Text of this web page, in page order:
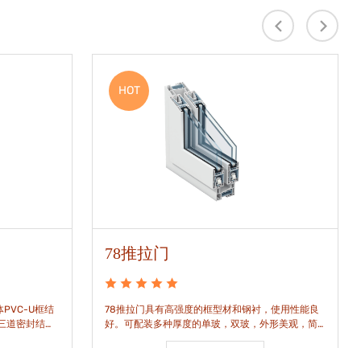
PVC-U框结
道密封结
HOT
78推拉门
78推拉门具有高强度的框型材和钢衬，使用性能良
好。可配装多种厚度的单玻，双玻，外形美观，简